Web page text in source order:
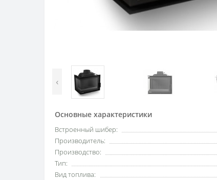
‹
Основные характеристики
Встроенный шибер:
Производитель:
Производство:
Тип:
Вид топлива: